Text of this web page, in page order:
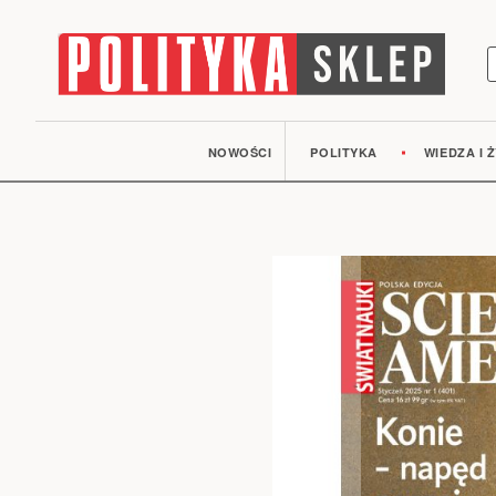
NOWOŚCI POLITYKA WIEDZA I